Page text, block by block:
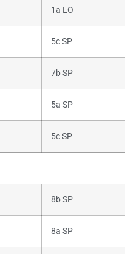
1a LO
5c SP
7b SP
5a SP
5c SP
8b SP
8a SP